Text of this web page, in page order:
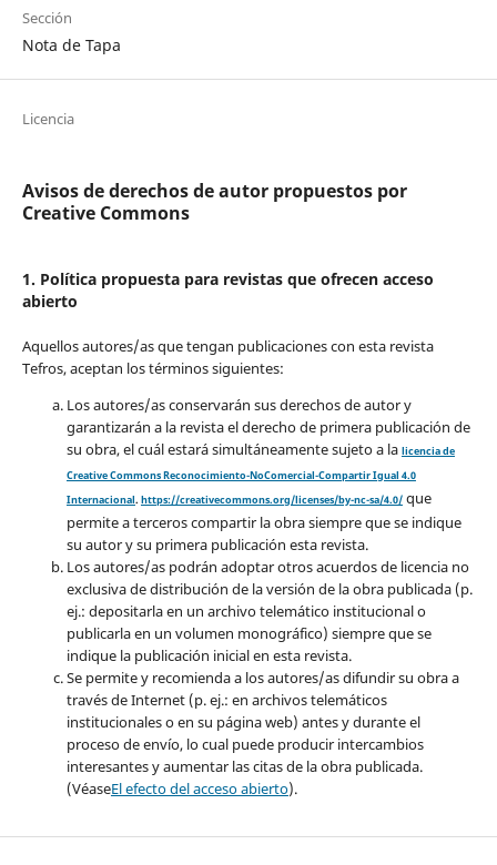
Sección
Nota de Tapa
Licencia
Avisos de derechos de autor propuestos por
Creative Commons
1. Política propuesta para revistas que ofrecen acceso
abierto
Aquellos autores/as que tengan publicaciones con esta revista
Tefros, aceptan los términos siguientes:
Los autores/as conservarán sus derechos de autor y
garantizarán a la revista el derecho de primera publicación de
su obra, el cuál estará simultáneamente sujeto a la licencia de
Creative Commons Reconocimiento-NoComercial-Compartir Igual 4.0
Internacional. https://creativecommons.org/licenses/by-nc-sa/4.0/que
permite a terceros compartir la obra siempre que se indique
su autor y su primera publicación esta revista.
Los autores/as podrán adoptar otros acuerdos de licencia no
exclusiva de distribución de la versión de la obra publicada (p.
ej.: depositarla en un archivo telemático institucional o
publicarla en un volumen monográfico) siempre que se
indique la publicación inicial en esta revista.
Se permite y recomienda a los autores/as difundir su obra a
través de Internet (p. ej.: en archivos telemáticos
institucionales o en su página web) antes y durante el
proceso de envío, lo cual puede producir intercambios
interesantes y aumentar las citas de la obra publicada.
(VéaseEl efecto del acceso abierto).